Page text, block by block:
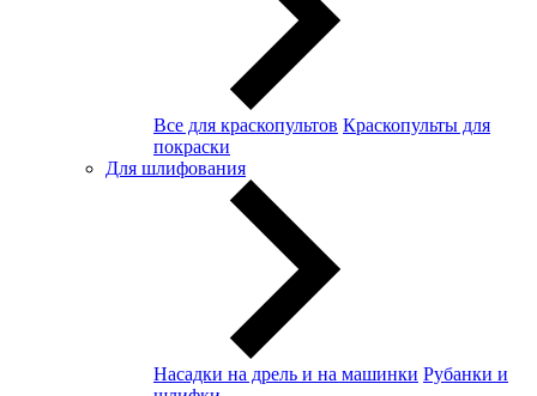
Все для краскопультов Краскопульты для
покраски
Для шлифования
Насадки на дрель и на машинки Рубанки и